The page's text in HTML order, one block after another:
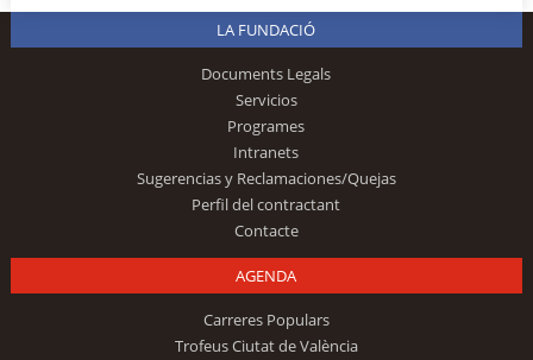
LA FUNDACIÓ
Documents Legals
Servicios
Programes
Intranets
Sugerencias y Reclamaciones/Quejas
Perfil del contractant
Contacte
AGENDA
Carreres Populars
Trofeus Ciutat de València